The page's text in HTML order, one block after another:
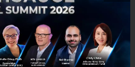
challenges entrepreneur